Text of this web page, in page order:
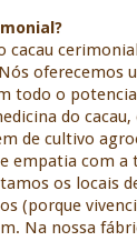
cacau
oferecemos
todo o
do cacau,
de cultivo
empatia com a
os locais
(porque
Na nossa